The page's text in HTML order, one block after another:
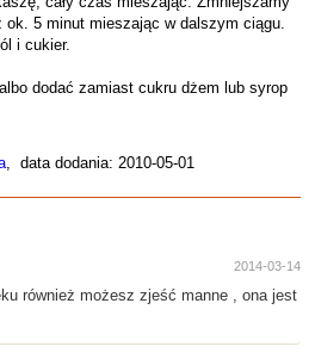
ok. 5 minut mieszając w dalszym ciągu.
i cukier.
dodać zamiast cukru dżem lub syrop
, data dodania: 2010-05-01
2014-03-14
również możesz zjeść manne , ona jest